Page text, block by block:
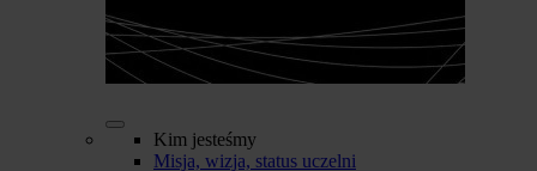
Kim jesteśmy
Misja, wizja, status uczelni